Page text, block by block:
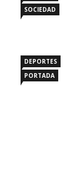
SOCIEDAD
DEPORTES
PORTADA